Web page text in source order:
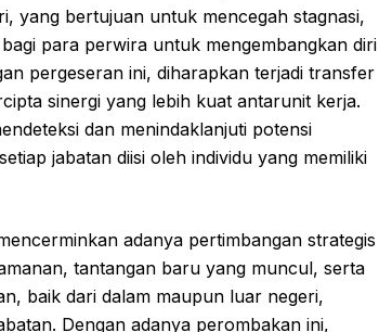
yang bertujuan untuk mencegah stagnasi,
para perwira untuk mengembangkan diri
pergeseran ini, diharapkan terjadi transfer
sinergi yang lebih kuat antarunit kerja.
dan menindaklanjuti potensi
jabatan diisi oleh individu yang memiliki
adanya pertimbangan strategis
tantangan baru yang muncul, serta
baik dari dalam maupun luar negeri,
Dengan adanya perombakan ini,